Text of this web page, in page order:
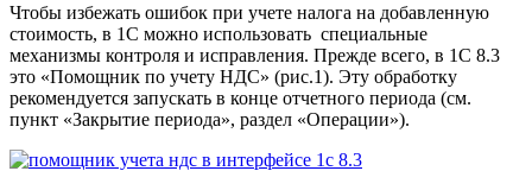
Чтобы избежать ошибок при учете налога на добавленную
стоимость, в 1С можно использовать специальные
механизмы контроля и исправления. Прежде всего, в 1С 8.3
это «Помощник по учету НДС» (рис.1). Эту обработку
рекомендуется запускать в конце отчетного периода (см.
пункт «Закрытие периода», раздел «Операции»).